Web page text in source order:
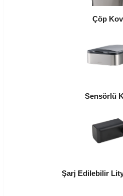
Çöp
Sensörlü
Şarj Edilebilir